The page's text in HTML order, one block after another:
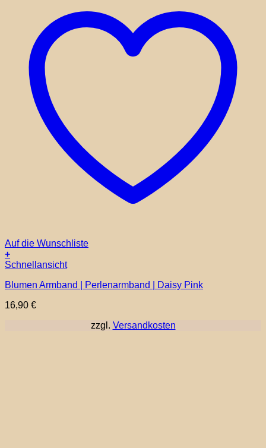
Auf die Wunschliste
+
Schnellansicht
Blumen Armband | Perlenarmband | Daisy Pink
16,90 €
zzgl. Versandkosten